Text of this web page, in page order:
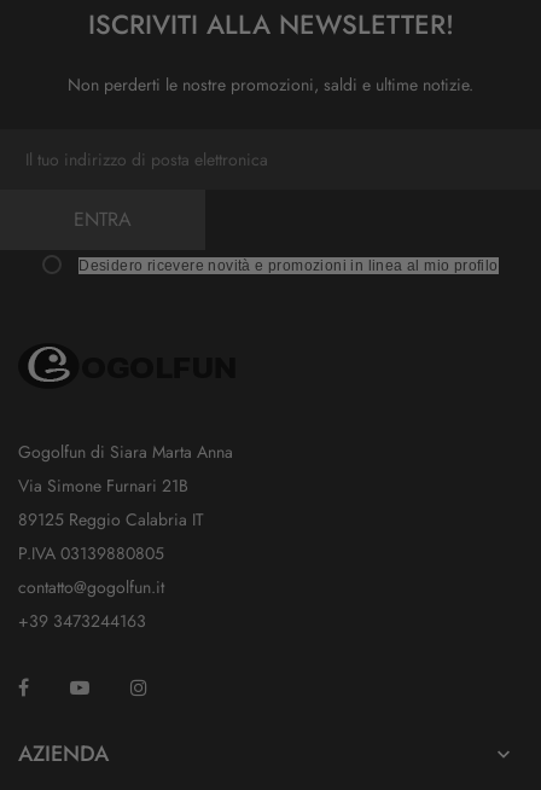
ISCRIVITI ALLA NEWSLETTER!
Non perderti le nostre promozioni, saldi e ultime notizie.
ENTRA
Desidero ricevere novità e promozioni in linea al mio profilo
Gogolfun di Siara Marta Anna
Via Simone Furnari 21B
89125 Reggio Calabria IT
P.IVA 03139880805
contatto@gogolfun.it
+39 3473244163
Facebook YouTube
AZIENDA 